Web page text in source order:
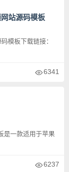
站源码模板
模板下载链接：
6341
是一款适用于苹果
6237